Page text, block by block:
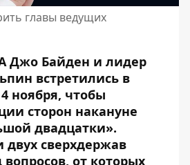
главы ведущих
Джо Байден и лидер
встретились в
ноября, чтобы
сторон накануне
двадцатки».
двух сверхдержав
от которых